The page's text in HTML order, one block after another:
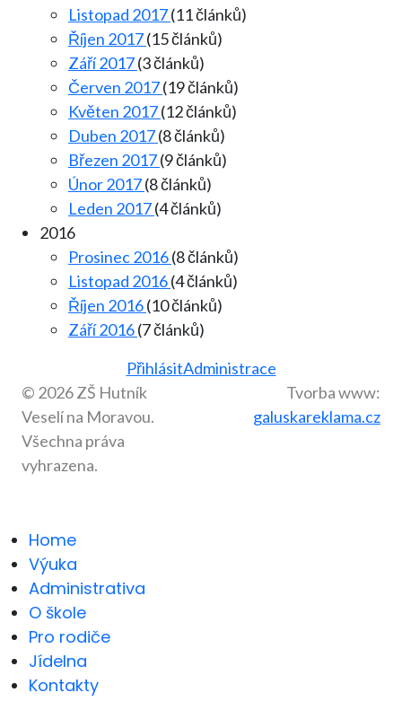
Listopad 2017(11 článků)
Říjen 2017(15 článků)
Září 2017(3 článků)
Červen 2017(19 článků)
Květen 2017(12 článků)
Duben 2017(8 článků)
Březen 2017(9 článků)
Únor 2017(8 článků)
Leden 2017(4 článků)
2016
Prosinec 2016(8 článků)
Listopad 2016(4 článků)
Říjen 2016(10 článků)
Září 2016(7 článků)
PřihlásitAdministrace
© 2026 ZŠ Hutník
Veselí na Moravou.
Všechna práva
vyhrazena.
Tvorba www:
galuskareklama.cz
Home
Výuka
Administrativa
O škole
Pro rodiče
Jídelna
Kontakty